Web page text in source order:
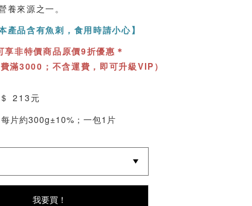
養來源之一。
產品含有魚刺，食用時請小心】
享非特價商品原價9折優惠＊
費滿3000；不含運費，即可升級VIP）
213元
每片約300g±10%；一包1片
我要買！